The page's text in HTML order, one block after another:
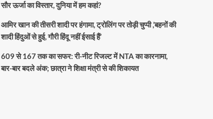
सौर ऊर्जा का विस्तार, दुनिया में हम कहां?
आमिर खान की तीसरी शादी पर हंगामा, ट्रोलिंग पर तोड़ी चुप्पी ,’बहनों की
शादी हिंदुओं से हुई, गौरी हिंदू नहीं ईसाई हैं’
609 से 167 तक का सफर: री-नीट रिजल्ट में NTA का कारनामा,
बार-बार बदले अंक; छात्रा ने शिक्षा मंत्री से की शिकायत